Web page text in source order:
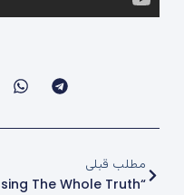
مطلب قبلی